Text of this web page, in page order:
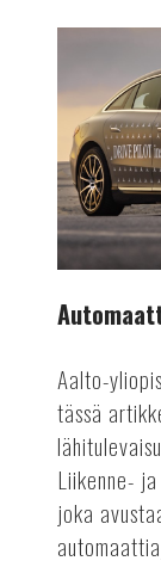
Aalto-
tässä
Liikenne-
joka